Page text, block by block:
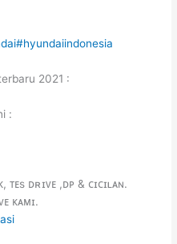
#hyundaiindonesia
2021 :
:
ᴛᴇs ᴅʀɪᴠᴇ ,ᴅᴘ & ᴄɪᴄɪʟᴀɴ.
ᴋᴀᴍɪ.